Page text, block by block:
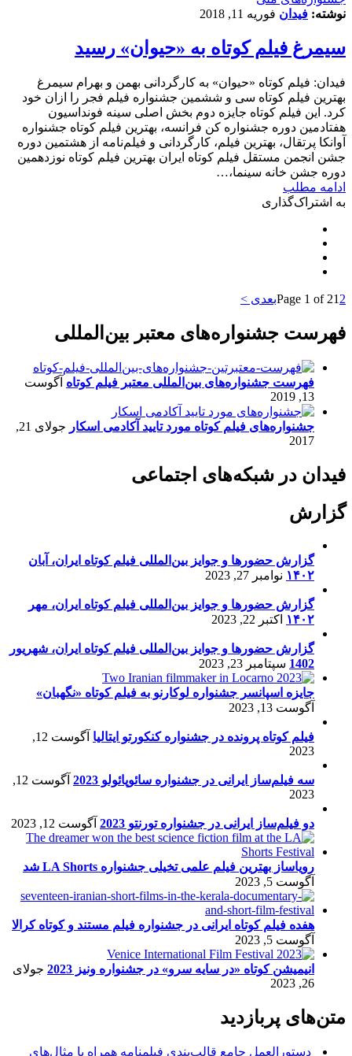
نوشته: فیدان فوریه 11, 2018
سیمرغ فیلم کوتاه به «حیوان» رسید
فیدان: فیلم کوتاه «حیوان» به کارگردانی بهمن و بهرام سیمرغ
بهترین فیلم کوتاه سی و ششمین جشنواره فیلم فجر را ازان خود
کرد. این فیلم کوتاه جایزه دوم بخش اصلی سینه فونداسیون
هفتادمین دوره جشنواره کن فرانسه، بهترین فیلم کوتاه جشنواره
آوانکا پرتقال، بهترین فیلم، کارگردانی و فیلم‌نامه از هشتمین دوره
جشن انجمن مستقل فیلم کوتاه ایران بهترین فیلم کوتاه نوزدهمین
دوره جشن خانه سینما،…
ادامه مطلب
به اشتراک‌گذاری
Page 1 of 21 2 بعدی >
فهرست جشنواره‌های معتبر بین‌المللی
فهرست جشنواره‌های بین‌المللی معتبر فیلم کوتاه آگوست
13, 2019
جشنواره‌های فیلم کوتاه مورد تایید آکادمی اسکار
جولای 21,
2017
فیدان در شبکه‌های اجتماعی
گزارش
گزارش حضورها و جوایز بین‌المللی فیلم کوتاه ایران، آبان
۱۴۰۲ نوامبر 27, 2023
گزارش حضورها و جوایز بین‌المللی فیلم کوتاه ایران، مهر
۱۴۰۲ اکتبر 22, 2023
گزارش حضورها و جوایز بین‌المللی فیلم کوتاه ایران، شهریور
1402 سپتامبر 23, 2023
جایزه اسپانسر جشنواره لوکارنو به فیلم کوتاه «نگهبان»
آگوست 13, 2023
فیلم کوتاه پرونده در جشنواره کنکورتو ایتالیا
آگوست 12,
2023
سه فیلم‌ساز ایرانی در جشنواره سائوپائولو 2023
آگوست 12,
2023
دو فیلم‌ساز ایرانی در جشنواره تورنتو 2023 آگوست 12, 2023
رویاساز بهترین فیلم علمی تخیلی جشنواره LA Shorts شد
آگوست 5, 2023
هفده فیلم کوتاه ایرانی در جشنواره فیلم مستند و کوتاه کرالا
آگوست 5, 2023
انیمیشن کوتاه «در سایه سرو» در جشنواره ونیز 2023
جولای
26, 2023
متن‌های پربازدید
دستورالعمل جامع قالب‌بندی فیلمنامه همراه با مثال‌های